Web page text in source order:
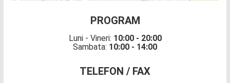
PROGRAM
Luni - Vineri: 10:00 - 20:00
Sambata: 10:00 - 14:00
TELEFON / FAX